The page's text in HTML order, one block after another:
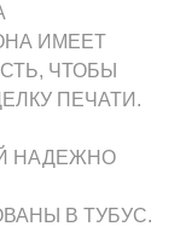
ИМЕЕТ
ЧТОБЫ
ПЕЧАТИ.
НАДЕЖНО
В ТУБУС.